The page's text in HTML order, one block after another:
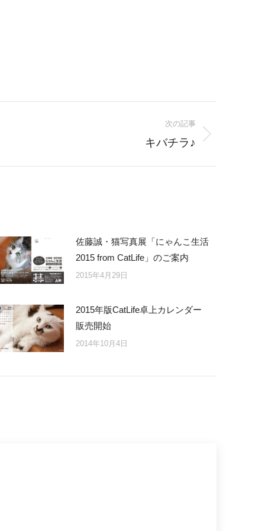
次の記事
キバチラ♪
佐藤誠・猫写真展「にゃんこ生活
2015 from CatLife」のご案内
2015年4月29日
2015年版CatLife卓上カレンダー
販売開始
2014年10月4日